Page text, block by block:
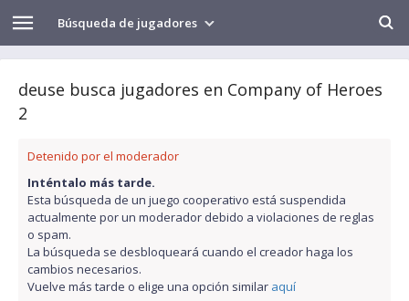
Búsqueda de jugadores
deuse busca jugadores en Company of Heroes
2
Detenido por el moderador
Inténtalo más tarde.
Esta búsqueda de un juego cooperativo está suspendida
actualmente por un moderador debido a violaciones de reglas
o spam.
La búsqueda se desbloqueará cuando el creador haga los
cambios necesarios.
Vuelve más tarde o elige una opción similar aquí